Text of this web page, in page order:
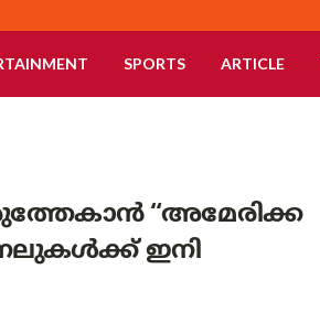
SPORTS ARTICLE
“അമേരിക്ക
ഇനി